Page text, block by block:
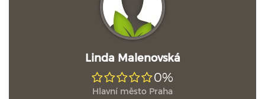
Linda Malenovská
0%
Hlavní město Praha